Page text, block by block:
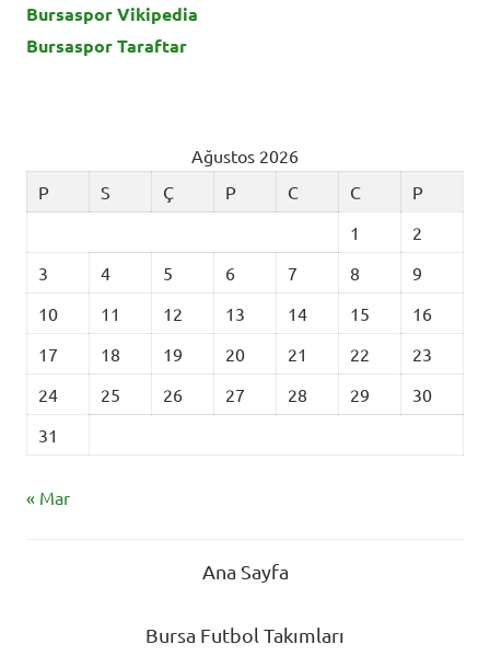
Bursaspor Vikipedia
Bursaspor Taraftar
Ağustos 2026
P
S Ç P C C
P
1
2
3
4 5 6 7 8
9
10
11 12 13 14 15
16
17
18 19 20 21 22
23
24
25 26 27 28 29
30
31
« Mar
Ana Sayfa
Bursa Futbol Takımları